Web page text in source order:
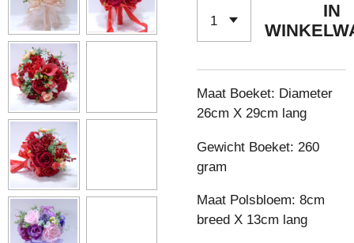
IN
Maat Boeket: Diameter
26cm X 29cm lang
Gewicht Boeket: 260
gram
Maat Polsbloem: 8cm
breed X 13cm lang